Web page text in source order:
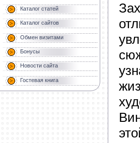
Каталог статей
Каталог сайтов
Обмен визитами
Бонусы
Новости сайта
Гостевая книга